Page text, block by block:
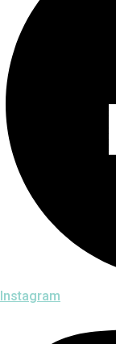
Instagram